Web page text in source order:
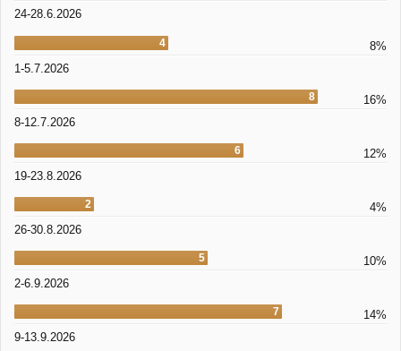
24-28.6.2026
4
8%
1-5.7.2026
8
16%
8-12.7.2026
6
12%
19-23.8.2026
2
4%
26-30.8.2026
5
10%
2-6.9.2026
7
14%
9-13.9.2026